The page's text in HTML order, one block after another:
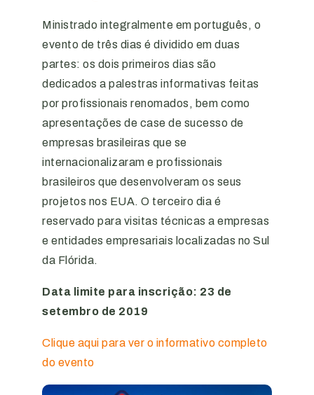
Ministrado integralmente em português, o
evento de três dias é dividido em duas
partes: os dois primeiros dias são
dedicados a palestras informativas feitas
por profissionais renomados, bem como
apresentações de case de sucesso de
empresas brasileiras que se
internacionalizaram e profissionais
brasileiros que desenvolveram os seus
projetos nos EUA. O terceiro dia é
reservado para visitas técnicas a empresas
e entidades empresariais localizadas no Sul
da Flórida.
Data limite para inscrição: 23 de
setembro de 2019
Clique aqui para ver o informativo completo
do evento